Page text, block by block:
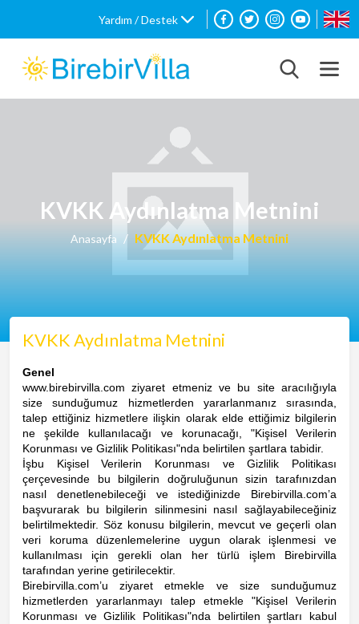
Yardım / Destek
KVKK Aydınlatma Metnini
Anasayfa KVKK Aydınlatma Metnini
KVKK Aydınlatma Metnini
Genel
www.birebirvilla.com ziyaret etmeniz ve bu site aracılığıyla
size sunduğumuz hizmetlerden yararlanmanız sırasında,
talep ettiğiniz hizmetlere ilişkin olarak elde ettiğimiz bilgilerin
ne şekilde kullanılacağı ve korunacağı, "Kişisel Verilerin
Korunması ve Gizlilik Politikası"nda belirtilen şartlara tabidir.
İşbu Kişisel Verilerin Korunması ve Gizlilik Politikası
çerçevesinde bu bilgilerin doğruluğunun sizin tarafınızdan
nasıl denetlenebileceği ve istediğinizde Birebirvilla.com’a
başvurarak bu bilgilerin silinmesini nasıl sağlayabileceğiniz
belirtilmektedir. Söz konusu bilgilerin, mevcut ve geçerli olan
veri koruma düzenlemelerine uygun olarak işlenmesi ve
kullanılması için gerekli olan her türlü işlem Birebirvilla
tarafından yerine getirilecektir.
Birebirvilla.com’u ziyaret etmekle ve size sunduğumuz
hizmetlerden yararlanmayı talep etmekle "Kişisel Verilerin
Korunması ve Gizlilik Politikası"nda belirtilen şartları kabul